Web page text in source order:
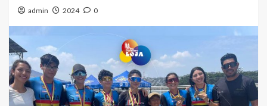
admin 2024 0